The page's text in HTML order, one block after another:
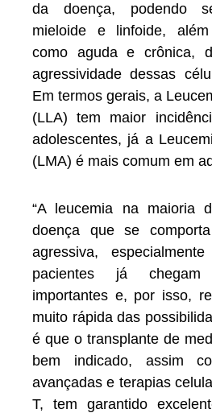
da doença, podendo
mieloide e linfoide,
como aguda e crônica,
agressividade dessas
Em termos gerais, a
(LLA) tem maior
adolescentes, já a
(LMA) é mais comum em
“A leucemia na maioria
doença que se
agressiva,
pacientes já
importantes e, por isso,
muito rápida das
é que o transplante de
bem indicado, assim
avançadas e terapias
T, tem garantido